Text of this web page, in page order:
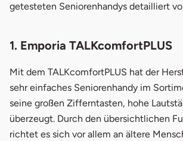
getesteten Seniorenhandys detailliert
1. Emporia TALKcomfortPLUS
Mit dem TALKcomfortPLUS hat der
sehr einfaches Seniorenhandy im
seine großen Zifferntasten, hohe
überzeugt. Durch den übersichtlichen
richtet es sich vor allem an ältere